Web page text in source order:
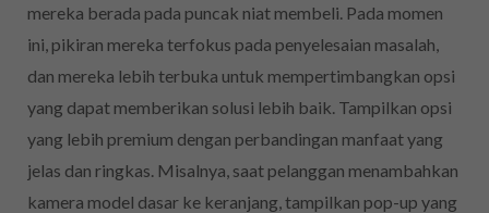
mereka berada pada puncak niat membeli. Pada momen
ini, pikiran mereka terfokus pada penyelesaian masalah,
dan mereka lebih terbuka untuk mempertimbangkan opsi
yang dapat memberikan solusi lebih baik. Tampilkan opsi
yang lebih premium dengan perbandingan manfaat yang
jelas dan ringkas. Misalnya, saat pelanggan menambahkan
kamera model dasar ke keranjang, tampilkan pop-up yang